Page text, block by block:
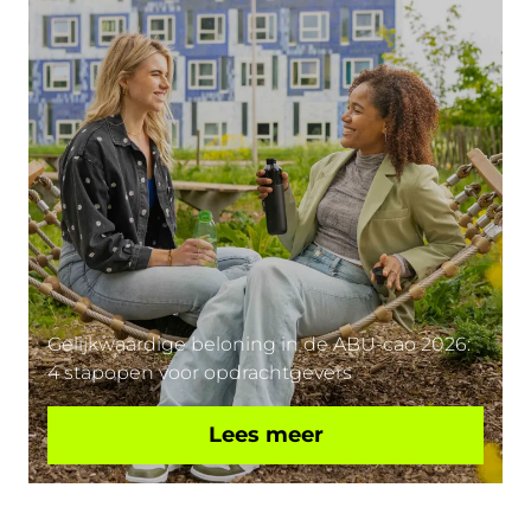
Gelijkwaardige beloning in de ABU-cao 2026:
4 stapopen voor opdrachtgevers
Lees meer